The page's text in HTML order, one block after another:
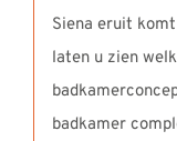
Siena eruit
laten u zien
badkamer